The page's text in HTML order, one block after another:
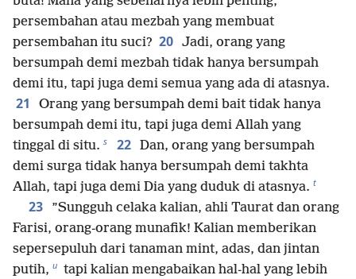
persembahan atau mezbah yang membuat
persembahan itu suci? 20 Jadi, orang yang
bersumpah demi mezbah tidak hanya bersumpah
demi itu, tapi juga demi semua yang ada di atasnya.
21
Orang yang bersumpah demi bait tidak hanya
bersumpah demi itu, tapi juga demi Allah yang
tinggal di situ. s 22 Dan, orang yang bersumpah
demi surga tidak hanya bersumpah demi takhta
Allah, tapi juga demi Dia yang duduk di atasnya. t
23
”Sungguh celaka kalian, ahli Taurat dan orang
Farisi, orang-orang munafik! Kalian memberikan
sepersepuluh dari tanaman mint, adas, dan jintan
putih, u tapi kalian mengabaikan hal-hal yang lebih